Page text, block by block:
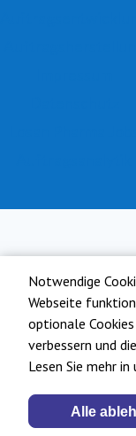
Notwendige
Webseite
optionale
verbessern und
Lesen Sie mehr in
Alle